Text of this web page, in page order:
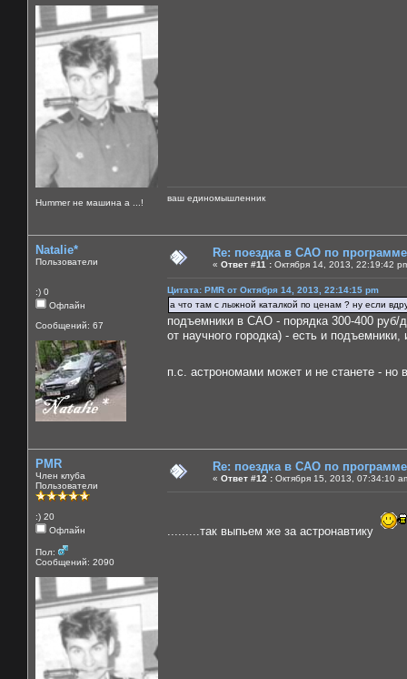
Нummer не машина а ...! ваш единомышленник
Natalie*
Пользователи
:) 0
Офлайн
Сообщений: 67
Re: поездка в САО по
« Ответ #11 : Октября 14, 2013, 22:19:42
Цитата: PMR от Октября 14, 2013, 22:14:15 pm
а что там с лыжной каталкой по ценам ? ну если
подъемники в САО - порядка 300-400 руб/
от научного городка) - есть и
п.с. астрономами может и не станете -
PMR
Член клуба
Пользователи
:) 20
Офлайн
Пол:
Сообщений: 2090
Re: поездка в САО по
« Ответ #12 : Октября 15, 2013, 07:34:10
.........так выпьем же за астронавтику